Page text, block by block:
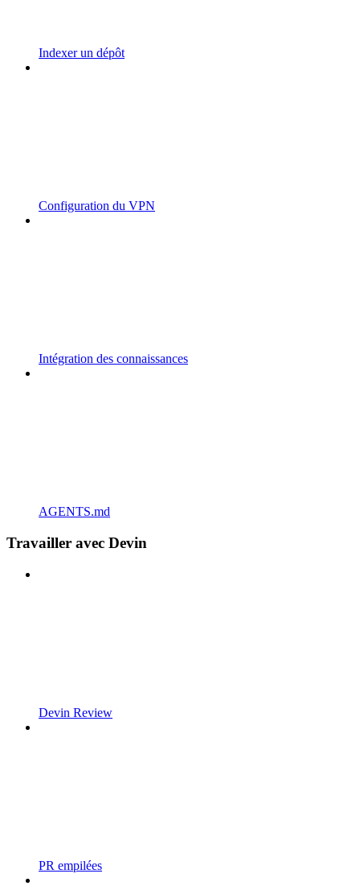
Indexer un dépôt
Configuration du VPN
Intégration des connaissances
AGENTS.md
Travailler avec Devin
Devin Review
PR empilées